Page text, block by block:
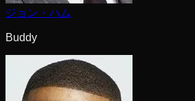
ジョン・ハム
Buddy